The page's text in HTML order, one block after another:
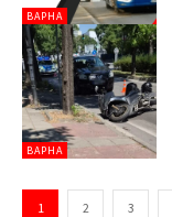
ВАРНА
ВАРНА
1 2 3